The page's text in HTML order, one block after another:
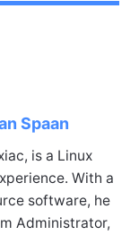
Spaan
is a Linux
With a
software, he
Administrator,